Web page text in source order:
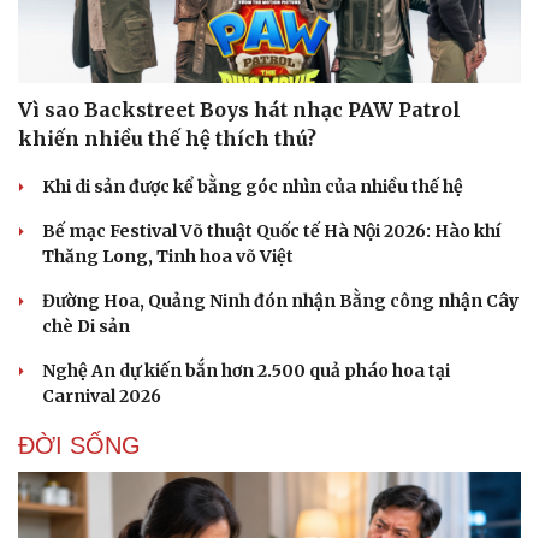
Doanh nghiệp
Doanh nghiệp 24h
Vì cộng đồng
Công nghệ
Tin Công nghệ
Chuyển đổi số
Vì sao Backstreet Boys hát nhạc PAW Patrol
khiến nhiều thế hệ thích thú?
Khi di sản được kể bằng góc nhìn của nhiều thế hệ
Bế mạc Festival Võ thuật Quốc tế Hà Nội 2026: Hào khí
Thăng Long, Tinh hoa võ Việt
Đường Hoa, Quảng Ninh đón nhận Bằng công nhận Cây
chè Di sản
Nghệ An dự kiến bắn hơn 2.500 quả pháo hoa tại
Carnival 2026
ĐỜI SỐNG